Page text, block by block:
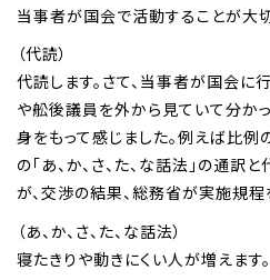
当事者が国会で活動することが大切
（代読）
代読します。さて、当事者が国会に
や舩後議員を外から見ていて分か
身をもって感じました。例えば比例
の「あ、か、さ、た、な話法」の通
が、交渉の結果、総務省が実施規程
（あ、か、さ、た、な話法）
寝たきりや動きにくい人が増えます。